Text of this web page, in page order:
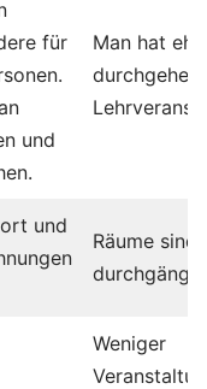
für
und
Man hat eh
und
Räume sind
Weniger